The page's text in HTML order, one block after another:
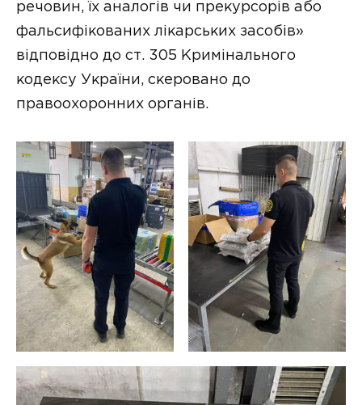
речовин, їх аналогів чи прекурсорів або
фальсифікованих лікарських засобів»
відповідно до ст. 305 Кримінального
кодексу України, скеровано до
правоохоронних органів.